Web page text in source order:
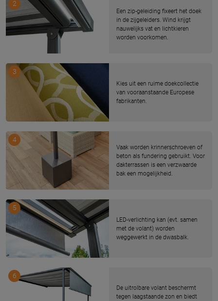
Een zip-geleiding fixeert het doek
in de zijgeleiders. Wind krijgt
nauwelijks vat en lichtkieren
worden voorkomen.
2
Kies uit een ruime doekcollectie
van vooraanstaande Europese
fabrikanten.
3
Vaak worden krinnerschroeven of
beton als fundering gebruikt. Voor
dakterrassen is een verzwaarde
bak een mogelijkheid.
4
LED-verlichting kan (evt. samen
met de volant) worden
weggewerkt in de dwasbalk.
5
De uitrolbare volant beschermt
tegen laagstaande zon en biedt
6